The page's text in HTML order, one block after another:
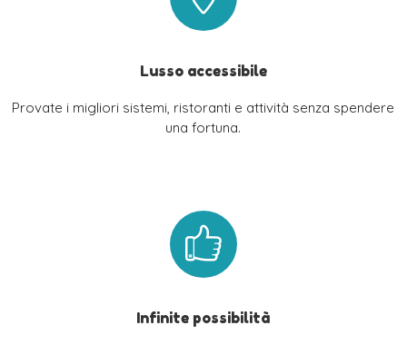
Lusso accessibile
Provate i migliori sistemi, ristoranti e attività senza spendere
una fortuna.
Infinite possibilità